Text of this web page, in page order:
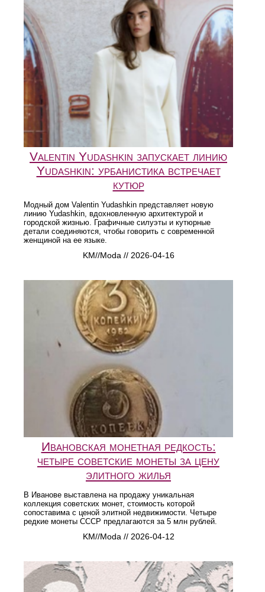
Valentin Yudashkin запускает линию
Yudashkin: урбанистика встречает
кутюр
Модный дом Valentin Yudashkin представляет новую
линию Yudashkin, вдохновленную архитектурой и
городской жизнью. Графичные силуэты и кутюрные
детали соединяются, чтобы говорить с современной
женщиной на ее языке.
KM//Moda // 2026-04-16
Ивановская монетная редкость:
четыре советские монеты за цену
элитного жилья
В Иванове выставлена на продажу уникальная
коллекция советских монет, стоимость которой
сопоставима с ценой элитной недвижимости. Четыре
редкие монеты СССР предлагаются за 5 млн рублей.
KM//Moda // 2026-04-12